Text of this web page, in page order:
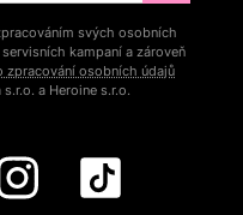
svých osobních
kampaní a zároveň
zpracování osobních údajů
a Heroine s.r.o.